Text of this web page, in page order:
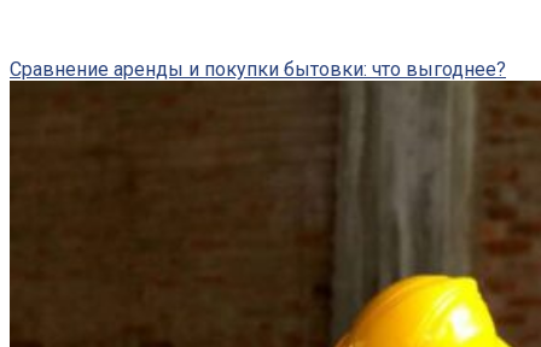
Сравнение аренды и покупки бытовки: что выгоднее?